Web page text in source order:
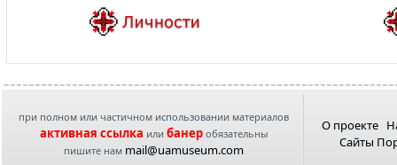
при полном или частичном использовании материалов
активная ссылка или банеробязательны
пишите нам mail@uamuseum.com
О проекте
Сайты